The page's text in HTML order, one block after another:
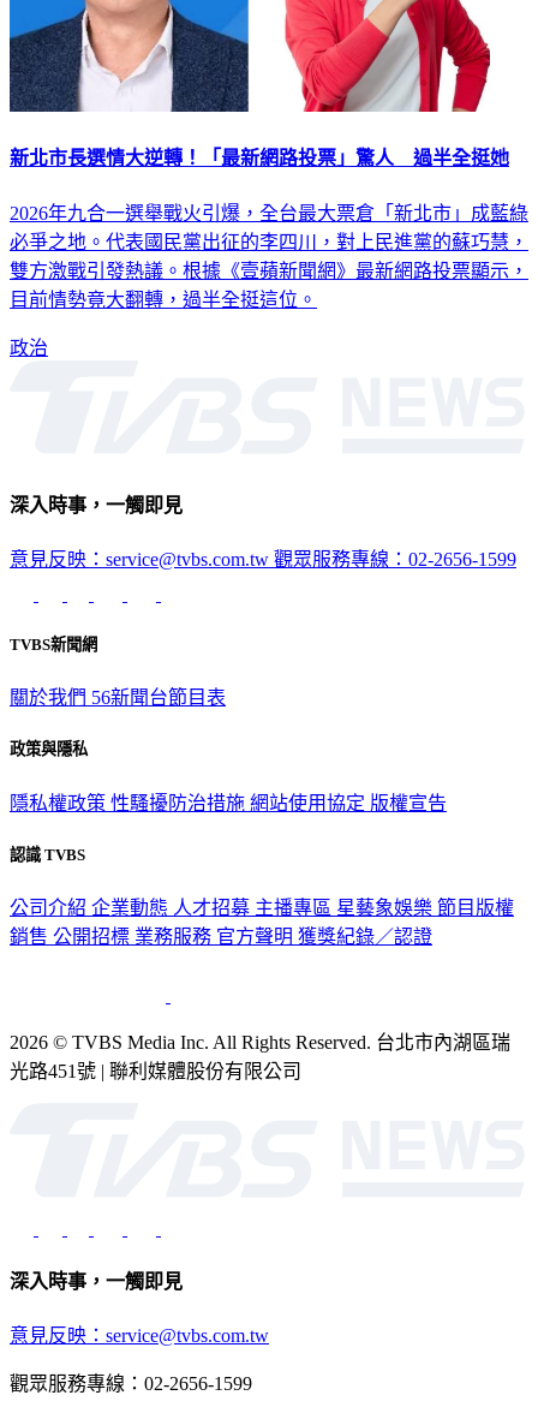
新北市長選情大逆轉！「最新網路投票」驚人 過半全挺她
2026年九合一選舉戰火引爆，全台最大票倉「新北市」成藍綠
必爭之地。代表國民黨出征的李四川，對上民進黨的蘇巧慧，
雙方激戰引發熱議。根據《壹蘋新聞網》最新網路投票顯示，
目前情勢竟大翻轉，過半全挺這位。
政治
深入時事，一觸即見
意見反映：service@tvbs.com.tw 觀眾服務專線：02-2656-1599
TVBS新聞網
關於我們 56新聞台節目表
政策與隱私
隱私權政策 性騷擾防治措施 網站使用協定 版權宣告
認識 TVBS
公司介紹 企業動態 人才招募 主播專區 星藝象娛樂 節目版權
銷售 公開招標 業務服務 官方聲明 獲獎紀錄／認證
2026 © TVBS Media Inc. All Rights Reserved. 台北市內湖區瑞
光路451號 | 聯利媒體股份有限公司
深入時事，一觸即見
意見反映：service@tvbs.com.tw
觀眾服務專線：02-2656-1599